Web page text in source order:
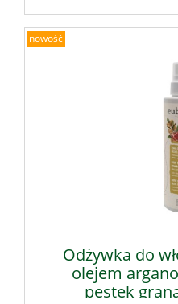
Odżywka do
olejem
pestek
nowość